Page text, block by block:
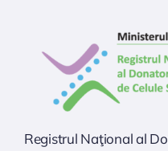
Registrul Naţional al